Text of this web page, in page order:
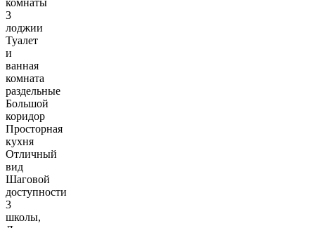
комнаты
3
лоджии
Туалет
и
ванная
комната
раздельные
Большой
коридор
Просторная
кухня
Отличный
вид
Шаговой
доступности
3
школы,